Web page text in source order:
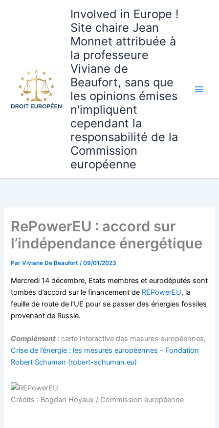
Involved in Europe !
Site chaire Jean
Monnet attribuée à
la professeure
Viviane de
Beaufort, sans que
les opinions émises
n'impliquent
cependant la
responsabilité de la
Commission
européenne
RePowerEU : accord sur
l’indépendance énergétique
ParViviane De Beaufort/09/01/2023
Mercredi 14 décembre, Etats membres et eurodéputés sont
tombés d’accord sur le financement de REPowerEU, la
feuille de route de l’UE pour se passer des énergies fossiles
provenant de Russie.
Complément : carte interactive des mesures européennes,
Crise de l’énergie : les mesures européennes – Fondation
Robert Schuman (robert-schuman.eu)
Crédits : Bogdan Hoyaux / Commission européenne
européenne
veut
sortir
de
russes »